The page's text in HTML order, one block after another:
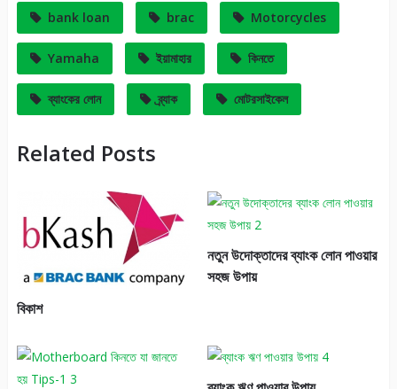
bank loan brac Motorcycles
Yamaha ইয়ামাহার কিনতে
ব্যাংকের লোন ব্র্যাক মোটরসাইকেল
Related Posts
বিকাশ
নতুন উদোক্তাদের ব্যাংক লোন পাওয়ার
সহজ উপায়